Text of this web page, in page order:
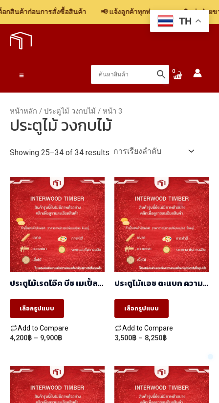
กสินค้าก่อนการสั่งซื้อสินค้า 📢 แจ้งลูกค้าทุกท่าน: รบกวนติดต่อฝ่ายข
Menu
หน้าหลัก / ประตูไม้ วงกบไม้ / หน้า 3
ประตูไม้ วงกบไม้
Showing 25–34 of 34 results
ประตูไม้เรดโอ๊ค บีช เมเปิ้ล
9mm CNC ร่องลึก 6mm
เลือกรูปแบบ
Add to Compare
This
has
multiple
variants.
4,200฿ – 9,900฿Price
through
9,900฿
ประตูไม้แอช ตะแบก ความ
ตั้ง/portland
เลือกรูปแบบ
Add to Compare
This
has
multiple
variants.
3,500฿ – 8,250฿Price
through
8,250฿
TH